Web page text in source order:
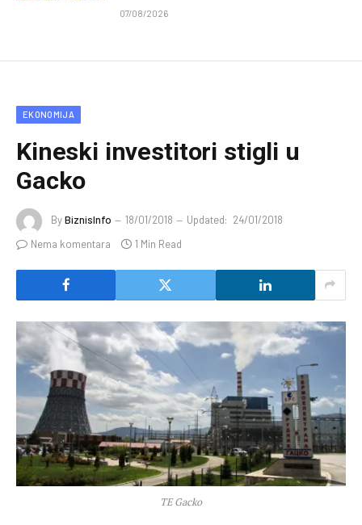
07/08/2026
EKONOMIJA
Kineski investitori stigli u
Gacko
ByBiznisInfo 18/01/2018 Updated: 24/01/2018
Nema komentara
1 Min Read
TE Gacko